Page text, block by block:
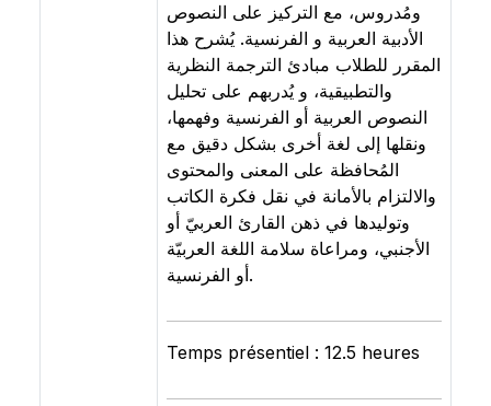
ومُدروس، مع التركيز على النصوص
الأدبية العربية و الفرنسية. يُشرح هذا
المقرر للطلاب مبادئ الترجمة النظرية
والتطبيقية، و يُدربهم على تحليل
النصوص العربية أو الفرنسية وفهمها،
ونقلها إلى لغة أخرى بشكل دقيق مع
المُحافظة على المعنى والمحتوى
والالتزام بالأمانة في نقل فكرة الكاتب
وتوليدها في ذهن القارئ العربيّ أو
الأجنبي، ومراعاة سلامة اللغة العربيّة
أو الفرنسية.
Temps présentiel : 12.5 heures